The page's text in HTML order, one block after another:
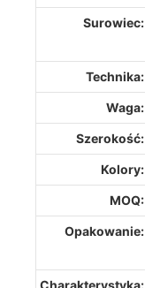
Surowiec:
Technika:
Waga:
Szerokość:
Kolory:
MOQ:
Opakowanie:
Charakterystyka: